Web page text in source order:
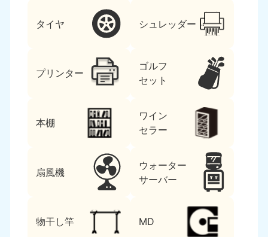
タイヤ シュレッダー
プリンター
ゴルフ
セット
本棚
ワイン
セラー
扇風機
ウォーター
サーバー
物干し竿 MD